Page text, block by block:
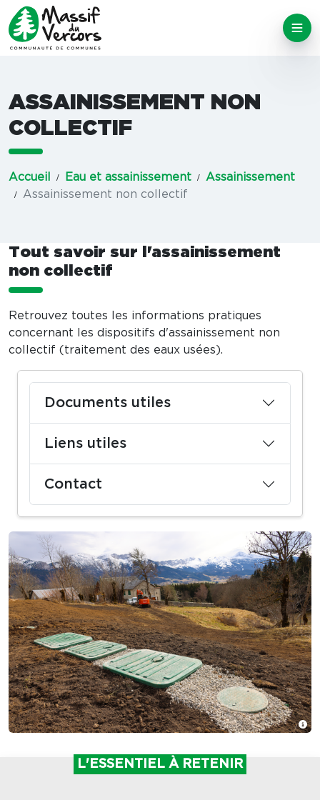
ASSAINISSEMENT NON
COLLECTIF
Accueil Eau et assainissement
Assainissement
Assainissement non collectif
Tout savoir sur l'assainissement
non collectif
Retrouvez toutes les informations pratiques
concernant les dispositifs d'assainissement non
collectif (traitement des eaux usées).
Documents utiles
Liens utiles
Contact
L'ESSENTIEL À RETENIR